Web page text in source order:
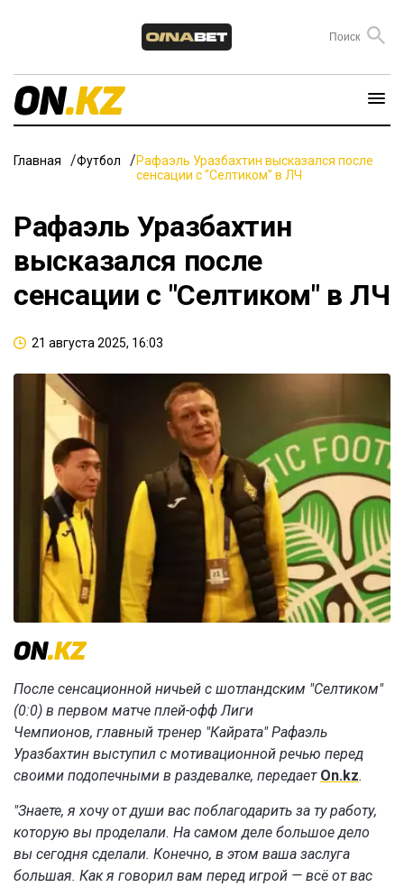
Главная Футбол
Рафаэль Уразбахтин высказался после
сенсации с "Селтиком" в ЛЧ
Рафаэль Уразбахтин
высказался после
сенсации с "Селтиком" в ЛЧ
21 августа 2025, 16:03
После сенсационной ничьей с шотландским "Селтиком"
(0:0) в первом матче плей-офф Лиги
Чемпионов, главный тренер "Кайрата" Рафаэль
Уразбахтин выступил с мотивационной речью перед
своими подопечными в раздевалке, передает On.kz.
"Знаете, я хочу от души вас поблагодарить за ту работу,
которую вы проделали. На самом деле большое дело
вы сегодня сделали. Конечно, в этом ваша заслуга
большая. Как я говорил вам перед игрой — всё от вас